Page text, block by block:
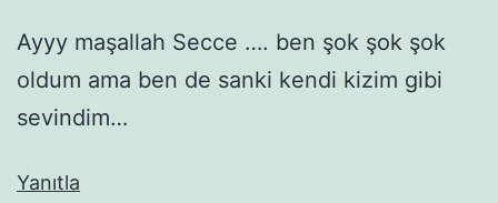
Ayyy maşallah Secce …. ben şok şok şok
oldum ama ben de sanki kendi kizim gibi
sevindim…
Yanıtla